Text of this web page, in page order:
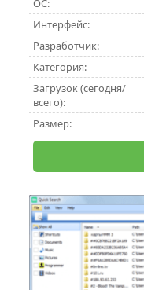
ОС:
Интерфейс:
Разработчик:
Категория:
Загрузок (сегодня/
всего):
Размер: